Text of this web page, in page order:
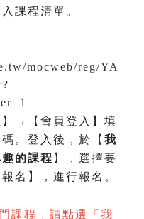
課程清單。
mocweb/reg/YA
】→【會員登入】填
。登入後，於【 我
的課程 】，選擇要
名】，進行報名。
課程，請點選「我